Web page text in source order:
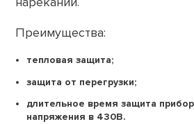
Преимущества:
тепловая защита;
защита от перегрузки;
длительное время защита
напряжения в 430В.